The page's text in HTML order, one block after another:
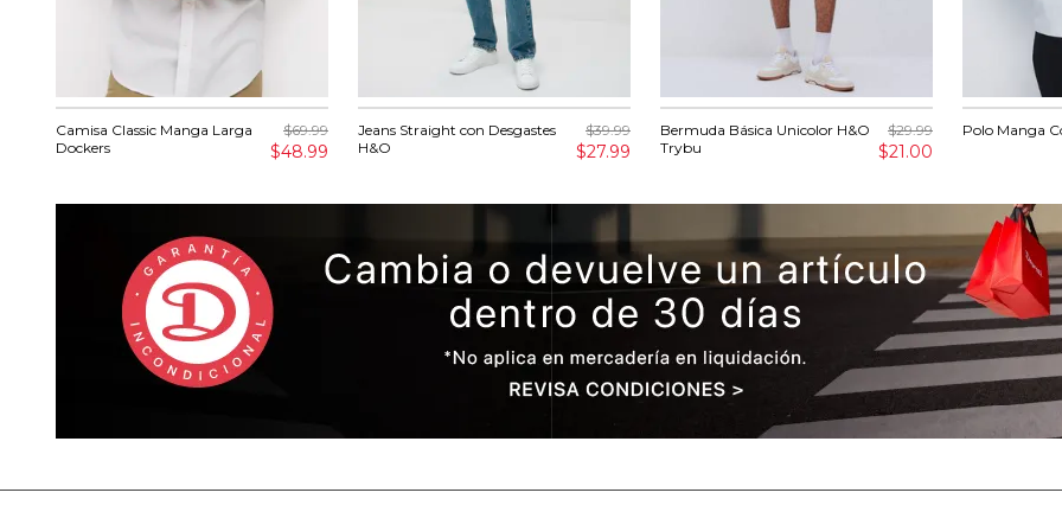
Camisa Classic Manga Larga
Dockers
$69.99
$48.99
Jeans Straight con Desgastes
H&O
$39.99
$27.99
Bermuda Básica Unicolor H&O
Trybu
$29.99
$21.00
Polo Manga